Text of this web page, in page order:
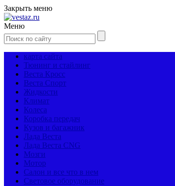
Закрыть меню
Меню
карта сайта
Тюнинг и стайлинг
Веста Кросс
Веста Спорт
Жидкости
Климат
Колеса
Коробка передач
Кузов и багажник
Лада Веста
Лада Веста CNG
Мозги
Мотор
Салон и все что в нем
Световое оборудование